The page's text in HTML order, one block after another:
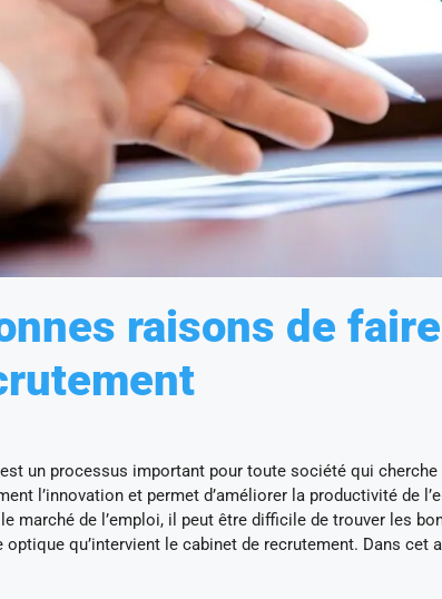
raisons de
un processus important pour toute société qui cherche
l’innovation et permet d’améliorer la productivité de
marché de l’emploi, il peut être difficile de trouver les
optique qu’intervient le cabinet de recrutement. Dans